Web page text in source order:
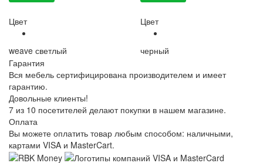
Цвет
weave светлый
Цвет
черный
Гарантия
Вся мебель сертифицирована производителем и имеет
гарантию.
Довольные клиенты!
7 из 10 посетителей делают покупки в нашем магазине.
Оплата
Вы можете оплатить товар любым способом: наличными,
картами VISA и MasterCart.